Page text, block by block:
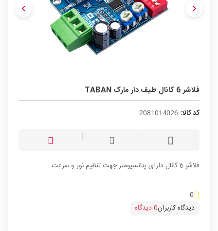
chevron_left chevron_right
فلاشر 6 کانال طیف دار مارک TABAN
کد کالا: 2081014026
فلاشر 6 کانال دارای پتانسیومتر جهت تنظیم نور و سرعت
0
دیدگاه کاربران0 دیدگاه